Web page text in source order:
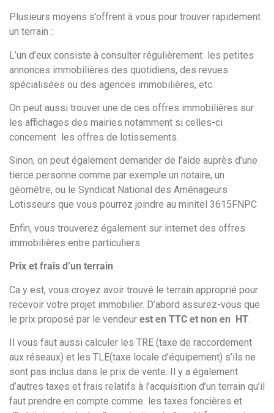
Plusieurs moyens s’offrent à vous pour trouver rapidement
un terrain :
L’un d’eux consiste à consulter régulièrement les petites
annonces immobilières des quotidiens, des revues
spécialisées ou des agences immobilières, etc.
On peut aussi trouver une de ces offres immobilières sur
les affichages des mairies notamment si celles-ci
concernent les offres de lotissements.
Sinon, on peut également demander de l’aide auprès d’une
tierce personne comme par exemple un notaire, un
géomètre, ou le Syndicat National des Aménageurs
Lotisseurs que vous pourrez joindre au minitel 3615FNPC
Enfin, vous trouverez également sur internet des offres
immobilières entre particuliers
Prix et frais d’un terrain
Ca y est, vous croyez avoir trouvé le terrain approprié pour
recevoir votre projet immobilier. D’abord assurez-vous que
le prix proposé par le vendeur est en TTC et non en HT
Il vous faut aussi calculer les TRE (taxe de raccordement
aux réseaux) et les TLE(taxe locale d’équipement) s’ils ne
sont pas inclus dans le prix de vente. Il y a également
d’autres taxes et frais relatifs à l’acquisition d’un terrain qu’il
faut prendre en compte comme les taxes foncières et